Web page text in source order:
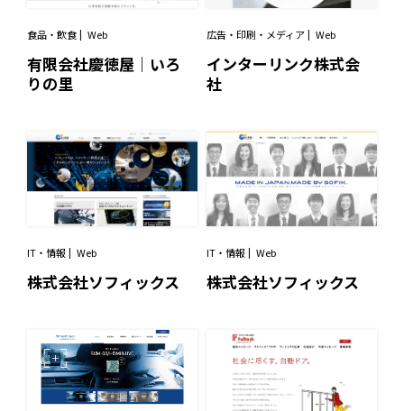
食品・飲食 Web
有限会社慶徳屋｜いろ
りの里
広告・印刷・メディア Web
インターリンク株式会
社
IT・情報 Web
株式会社ソフィックス
IT・情報 Web
株式会社ソフィックス